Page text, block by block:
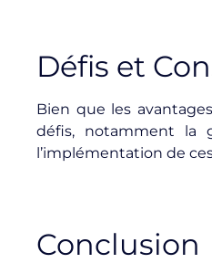
Défis et
Bien que les
défis, notamment la
l’implémentation de
Conclusion